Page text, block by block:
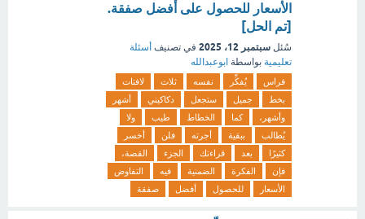
الأسعار للحصول على أفضل صفقة.
[تم الحل]
سُئل سبتمبر 12، 2025 في تصنيف أسئلة
تعليمية بواسطة ابوعبدالله
فراس يُفكِّر نفسه ثلاث
لافتات
بخط
جميل ستجعل دكاكيني
أشهر
وأشهر،
كما الخطاط طيب
ولا
يُطالب
ببقية أجرته فلن
أخسر
كثيرًا
بعد قراءتك الجزء
القصة،
فإن
الفكرة الضمنية فيه
التفاوض
الأسعار
للحصول أفضل صفقة